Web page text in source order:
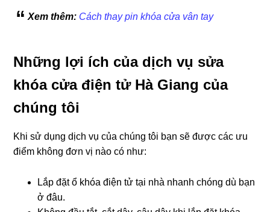
Xem thêm: Cách thay pin khóa cửa vân tay
Những lợi ích của dịch vụ sửa
khóa cửa điện tử Hà Giang của
chúng tôi
Khi sử dụng dịch vụ của chúng tôi bạn sẽ được các ưu
điểm không đơn vị nào có như:
Lắp đặt ổ khóa điện tử tại nhà nhanh chóng dù bạn
ở đâu.